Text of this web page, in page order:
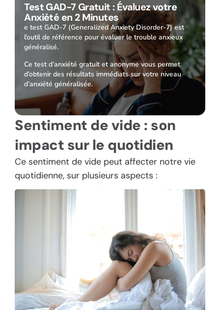
Test GAD-7 Gratuit : Évaluez votre
Anxiété en 2 Minutes
e test GAD-7 (Generalized Anxiety Disorder-7) est
l’outil de référence pour évaluer le trouble anxieux
généralisé.
Ce test d’anxiété gratuit et anonyme vous permet
d’obtenir des résultats immédiats sur votre niveau
d’anxiété généralisée.
Sentiment de vide : son
impact sur le quotidien
Ce sentiment de vide peut affecter notre vie
quotidienne, sur plusieurs aspects :